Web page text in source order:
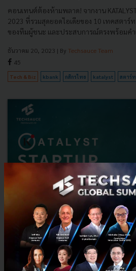
คอนเทนต์ต้องห้ามพลาด! จากงาน KATALYST
2023 ที่รวมสุดยอดไอเดียของ 10 เทคสตาร์
ของทีมผู้ชนะ และประสบการณ์ตรงพร้อมคำ
ธันวาคม 20, 2023 | By Techsauce Team
45
Tech & Biz kbank กสิกรไทย katalyst สตาร์
KATALYST STARTUP